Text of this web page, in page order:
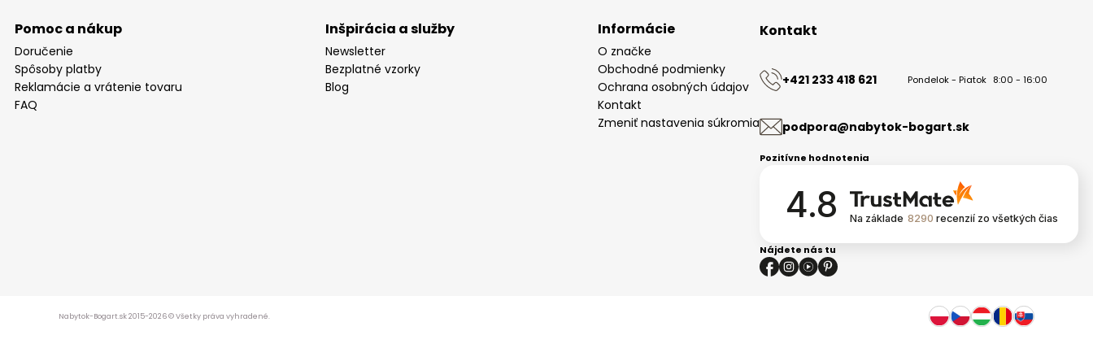
Pomoc a nákup
Doručenie
Spôsoby platby
Reklamácie a vrátenie tovaru
FAQ
Inšpirácia a služby
Newsletter
Bezplatné vzorky
Blog
Informácie
O značke
Obchodné podmienky
Ochrana osobných údajov
Kontakt
Zmeniť nastavenia súkromia
Kontakt
+421 233 418 621 Pondelok - Piatok 8:00 - 16:00
podpora@nabytok-bogart.sk
Pozitívne hodnotenia
4.8 Na základe 8290 recenzií zo všetkých čias
Nájdete nás tu
Nabytok-Bogart.sk 2015-2026 © Všetky práva vyhradené.